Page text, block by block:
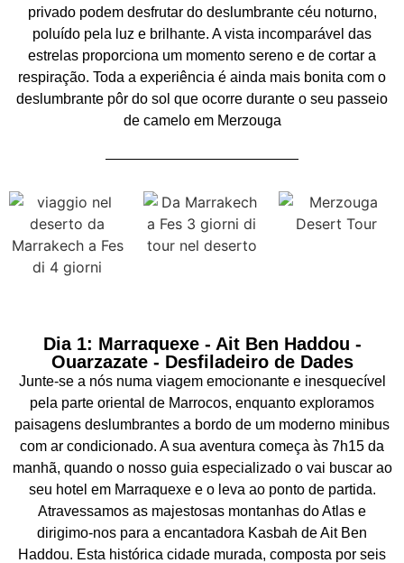
privado podem desfrutar do deslumbrante céu noturno,
poluído pela luz e brilhante. A vista incomparável das
estrelas proporciona um momento sereno e de cortar a
respiração. Toda a experiência é ainda mais bonita com o
deslumbrante pôr do sol que ocorre durante o seu passeio
de camelo em Merzouga
Dia 1: Marraquexe - Ait Ben Haddou -
Ouarzazate - Desfiladeiro de Dades
Junte-se a nós numa viagem emocionante e inesquecível
pela parte oriental de Marrocos, enquanto exploramos
paisagens deslumbrantes a bordo de um moderno minibus
com ar condicionado. A sua aventura começa às 7h15 da
manhã, quando o nosso guia especializado o vai buscar ao
seu hotel em Marraquexe e o leva ao ponto de partida.
Atravessamos as majestosas montanhas do Atlas e
dirigimo-nos para a encantadora Kasbah de Ait Ben
Haddou. Esta histórica cidade murada, composta por seis